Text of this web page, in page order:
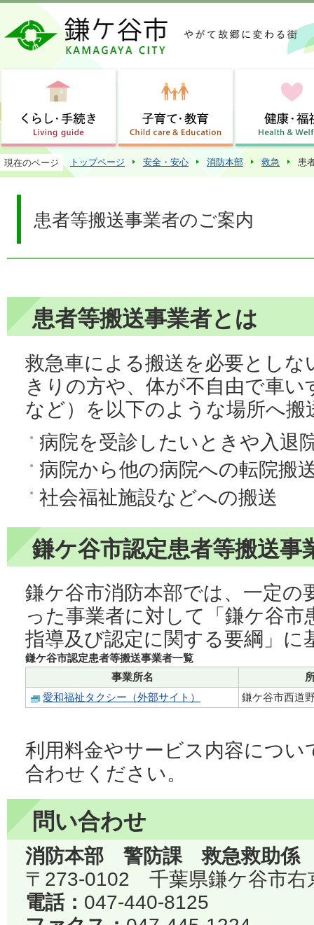
この
現在のページ トップページ 安全・安心 消防本部 救急 患
患者等搬送事業者のご案内
患者等搬送事業者とは
救急車による搬送を必要としな
きりの方や、体が不自由で車
など）を以下のような場所へ
病院を受診したいときや入退
病院から他の病院への転院搬
社会福祉施設などへの搬送
鎌ケ谷市認定患者等搬送事
鎌ケ谷市消防本部では、一定の
った事業者に対して「鎌ケ谷市
指導及び認定に関する要綱」に
鎌ケ谷市認定患者等搬送事業者一覧
事業所名
愛和福祉タクシー（外部サイト）
鎌ケ谷市西道
利用料金やサービス内容につい
合わせください。
問い合わせ
消防本部 警防課 救急救助係
〒273-0102 千葉県鎌ケ谷市右
電話： 047-440-8125